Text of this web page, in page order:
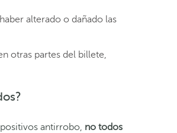
alterado o dañado las
otras partes del billete,
antirrobo, no todos